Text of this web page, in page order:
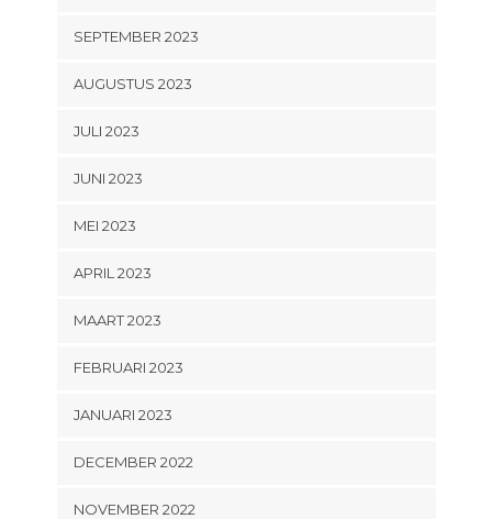
SEPTEMBER 2023
AUGUSTUS 2023
JULI 2023
JUNI 2023
MEI 2023
APRIL 2023
MAART 2023
FEBRUARI 2023
JANUARI 2023
DECEMBER 2022
NOVEMBER 2022